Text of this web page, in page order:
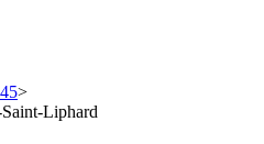
Liphard